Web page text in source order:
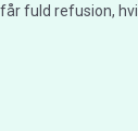
fuld refusion,